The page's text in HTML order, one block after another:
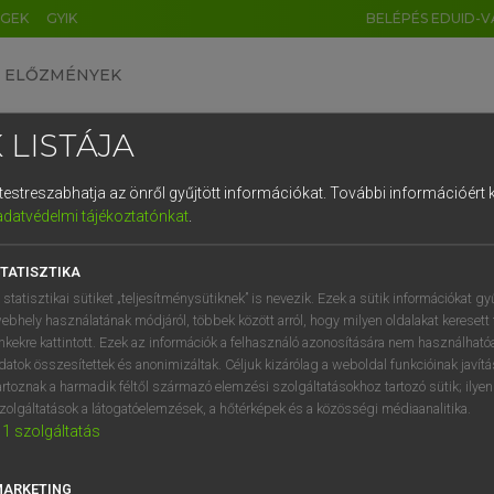
GYIK BELÉPÉS EDUID-
ELŐZMÉNYEK
egyetemes nagyszótár
VAN ELŐFIZETÉSED?
megtekintéséhez.
LISTÁJA
az önről gyűjtött információkat. További információért
tájékoztatónkat.
statisztikai sütiket „teljesítménysütiknek” is nevezik. Ezek a sütik információkat
használatának módjáról, többek között arról, hogy milyen oldalakat keresett
kattintott. Ezek az információk a felhasználó azonosítására nem
összesítettek és anonimizáltak. Céljuk kizárólag a weboldal funkcióinak
a harmadik féltől származó elemzési szolgáltatásokhoz tartozó sütik;
a látogatóelemzések, a hőtérképek és a közösségi médiaanalitika.
1 szolgáltatás
DE CN FR ES IT NL
1 2 3 4 5 6 7 8 9
q w e r t z u i
a s d f g h j k l é
í y x c v b n m , .